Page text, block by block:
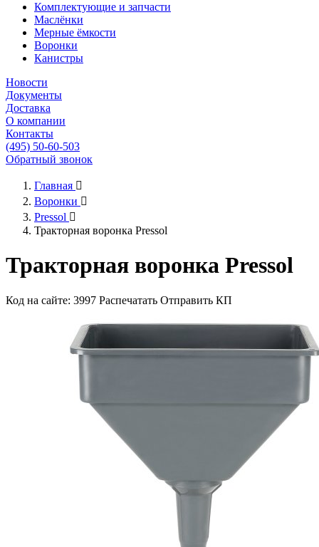
Комплектующие и запчасти
Маслёнки
Мерные ёмкости
Воронки
Канистры
Новости
Документы
Доставка
О компании
Контакты
(495) 50-60-503
Обратный звонок
Главная 
Воронки 
Pressol 
Тракторная воронка Pressol
Тракторная воронка Pressol
Код на сайте: 3997 Распечатать Отправить КП